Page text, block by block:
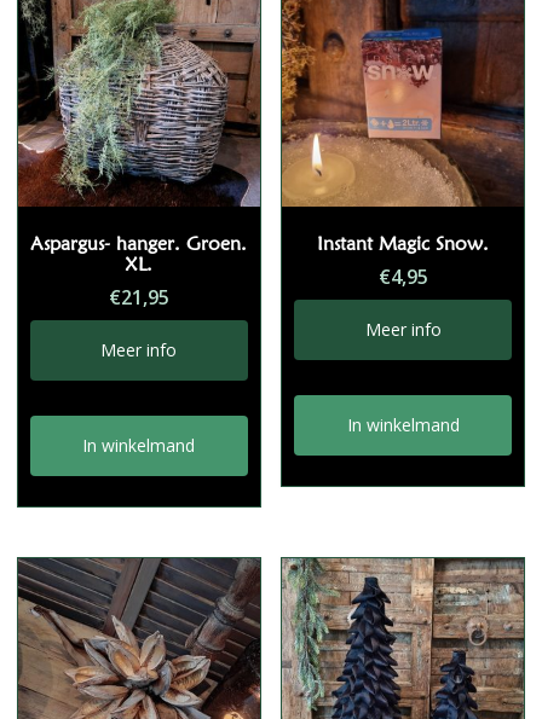
Aspargus- hanger. Groen.
XL.
€21,95
Meer info
In winkelmand
Instant Magic Snow.
€4,95
Meer info
In winkelmand